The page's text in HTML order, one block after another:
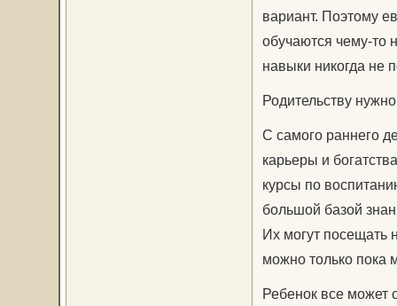
вариант. Поэтому
обучаются чему-то
навыки никогда не
Родительству
С самого раннего
карьеры и
курсы по
большой базой
Их могут посещать
можно только пока
Ребенок все может